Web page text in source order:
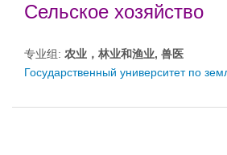
Сельское хозяйство
专业组: 农业，林业和渔业, 兽医
Государственный университет по